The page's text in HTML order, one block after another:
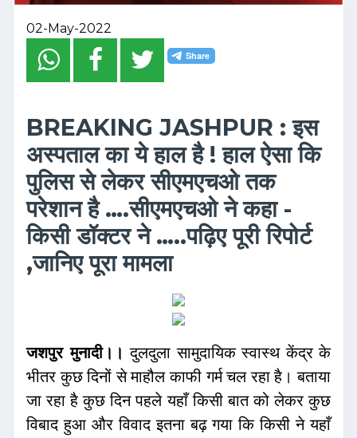
02-May-2022
BREAKING JASHPUR : इस
अस्पताल का ये हाल है ! हाल ऐसा कि
पुलिस से लेकर सीएमएचओ तक
परेशान है ….सीएमएचओ ने कहा -
किसी डॉक्टर ने …..पढ़िए पूरी रिपोर्ट
,जानिए पूरा मामला
जशपुर मुनादी।।दुलदुला सामुदायिक स्वास्थ केंद्र के
भीतर कुछ दिनों से माहौल काफी गर्म चल रहा है। बताया
जा रहा है कुछ दिन पहले यहाँ किसी बात को लेकर कुछ
विबाद हुआ और विवाद इतना बढ़ गया कि किसी ने यहाँ